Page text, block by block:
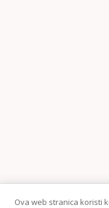
Ova web stranica koristi